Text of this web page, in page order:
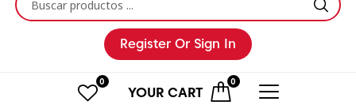
Register Or Sign In
0 0
YOUR CART